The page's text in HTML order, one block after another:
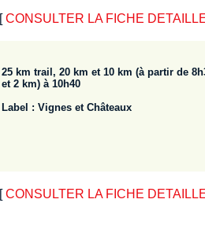
[CONSULTER LA FICHE
25 km trail, 20 km et 10 km (à partir de
et 2 km) à 10h40
Label : Vignes et Châteaux
[CONSULTER LA FICHE